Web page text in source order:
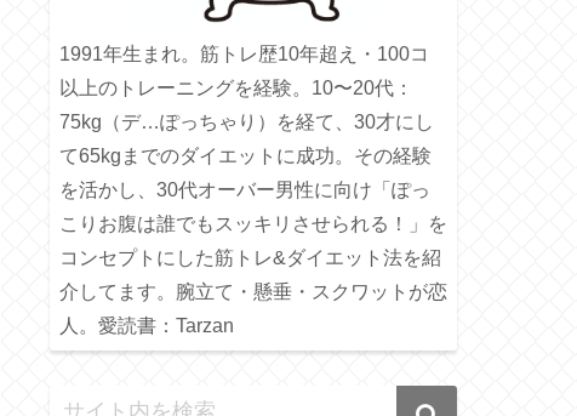
1991年生まれ。筋トレ歴10年超え・100コ
以上のトレーニングを経験。10〜20代：
75kg（デ…ぽっちゃり）を経て、30才にし
て65kgまでのダイエットに成功。その経験
を活かし、30代オーバー男性に向け「ぽっ
こりお腹は誰でもスッキリさせられる！」を
コンセプトにした筋トレ&ダイエット法を紹
介してます。腕立て・懸垂・スクワットが恋
人。愛読書：Tarzan